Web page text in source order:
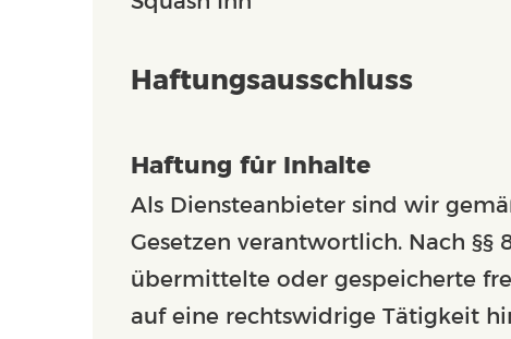
Haftungsausschluss
Haftung für Inhalte
Als Diensteanbieter sind wir
Gesetzen verantwortlich. Nach
übermittelte oder gespeicherte
auf eine rechtswidrige Tätigkeit